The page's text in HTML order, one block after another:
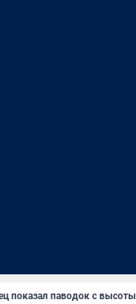
показал паводок с высоты